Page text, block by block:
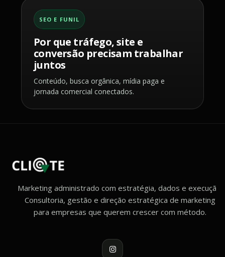
SEO E FUNIL
Por que tráfego, site e
conversão precisam trabalhar
juntos
Conteúdo, busca orgânica, mídia paga e
jornada comercial conectados.
Marketing administrado com estratégia, dados e execução.